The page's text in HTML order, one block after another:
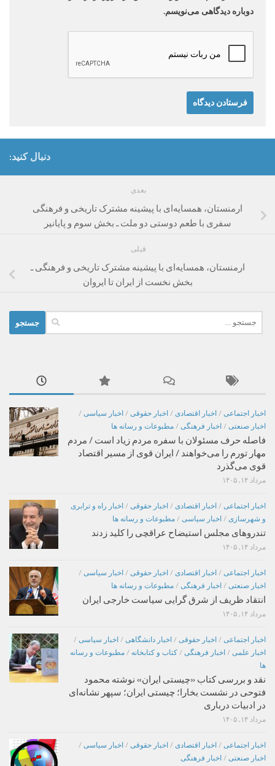
دوباره دیدگاهی می‌نویسم.
دنبال کنید:
بعدی
ارمنستان، همسایه‌ای با پیشینه مشترک تاریخی و فرهنگی​
سفری با طعم دوستی دو ملت ـ بخش سوم و پایانی‏ر
قبلی
ارمنستان، همسایه‌ای با پیشینه مشترک تاریخی و فرهنگی ـ
بخش نخست از ایران تا ایروان
برای:
اخبار اجتماعی / اخبار اقتصادی / اخبار حقوقی / اخبار سیاسی /
اخبار صنعتی / اخبار فرهنگی / مطبوعات و رسانه ها
فاصله حرف مسئولان با سفره مردم زیاد است / مردم
مهار تورم را می‌خواهند / ایران قوی از مسیر اقتصاد
قوی می‌گذرد
مرداد ۱۴, ۱۴۰۵
اخبار اجتماعی / اخبار اقتصادی / اخبار حقوقی / اخبار راه و ترابری
و شهرسازی / اخبار سیاسی / مطبوعات و رسانه ها
تندروهای مجلس استیضاح عراقچی را کلید زدند
مرداد ۱۴, ۱۴۰۵
اخبار اجتماعی / اخبار اقتصادی / اخبار حقوقی / اخبار سیاسی /
اخبار صنعتی / اخبار فرهنگی / مطبوعات و رسانه ها
انتقاد ظریف از شرق گرایی سیاست خارجی ایران
مرداد ۱۴, ۱۴۰۵
اخبار اجتماعی / اخبار حقوقی / اخبار دانشگاهی / اخبار سیاسی /
اخبار علمی / اخبار فرهنگی / کتاب و کتابخانه / مطبوعات و رسانه
ها
نقد و بررسی کتاب «چیستی ایران» نوشته محمود
فتوحی در نشست بخارا؛ چیستی ایران؛ سپهر نشانه‌ای
در ادبیات درباری
مرداد ۱۴, ۱۴۰۵
اخبار اجتماعی / اخبار اقتصادی / اخبار حقوقی / اخبار سیاسی /
اخبار صنعتی / اخبار فرهنگی